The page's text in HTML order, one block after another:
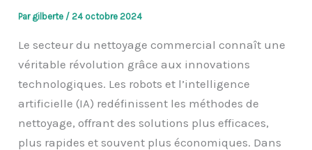
Par gilberte /24 octobre 2024
Le secteur du nettoyage commercial connaît une
véritable révolution grâce aux innovations
technologiques. Les robots et l’intelligence
artificielle (IA) redéfinissent les méthodes de
nettoyage, offrant des solutions plus efficaces,
plus rapides et souvent plus économiques. Dans